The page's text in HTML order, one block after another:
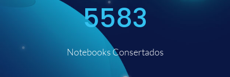
5583
Notebooks Consertados